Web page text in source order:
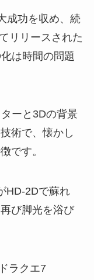
成功を収め、続
リリースされた
は時間の問題
ーと3Dの背景
術で、懐かし
です。
HD-2Dで蘇れ
び脚光を浴び
ラクエ7